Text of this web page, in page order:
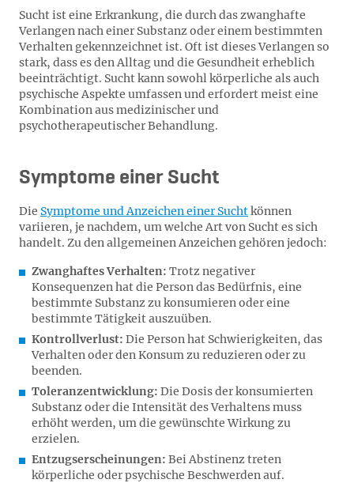
Sucht ist eine Erkrankung, die durch das zwanghafte
Verlangen nach einer Substanz oder einem bestimmten
Verhalten gekennzeichnet ist. Oft ist dieses Verlangen so
stark, dass es den Alltag und die Gesundheit erheblich
beeinträchtigt. Sucht kann sowohl körperliche als auch
psychische Aspekte umfassen und erfordert meist eine
Kombination aus medizinischer und
psychotherapeutischer Behandlung.
Symptome einer Sucht
Die Symptome und Anzeichen einer Suchtkönnen
variieren, je nachdem, um welche Art von Sucht es sich
handelt. Zu den allgemeinen Anzeichen gehören jedoch:
Zwanghaftes Verhalten: Trotz negativer
Konsequenzen hat die Person das Bedürfnis, eine
bestimmte Substanz zu konsumieren oder eine
bestimmte Tätigkeit auszuüben.
Kontrollverlust: Die Person hat Schwierigkeiten, das
Verhalten oder den Konsum zu reduzieren oder zu
beenden.
Toleranzentwicklung: Die Dosis der konsumierten
Substanz oder die Intensität des Verhaltens muss
erhöht werden, um die gewünschte Wirkung zu
erzielen.
Entzugserscheinungen: Bei Abstinenz treten
körperliche oder psychische Beschwerden auf.